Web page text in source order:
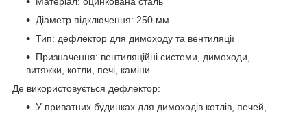
Діаметр підключення: 250 мм
Тип: дефлектор для димоходу та вентиляції
Призначення: вентиляційні системи, димоходи,
витяжки, котли, печі, каміни
Де використовується дефлектор:
У приватних будинках для димоходів котлів, печей,